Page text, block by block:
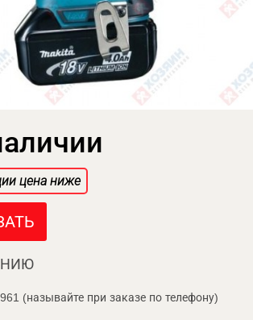
цена ниже
(называйте при заказе по телефону)